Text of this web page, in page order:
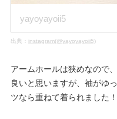
yayoyayoii5
出典： instagram(@yayoyayoii5)
アームホールは狭めなので
良いと思いますが、袖がゆ
ツなら重ねて着られました！